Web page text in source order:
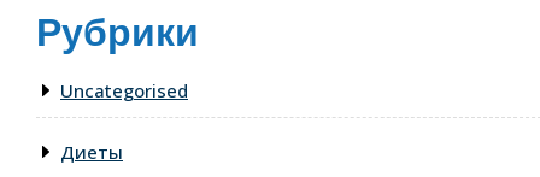
Рубрики
Uncategorised
Диеты